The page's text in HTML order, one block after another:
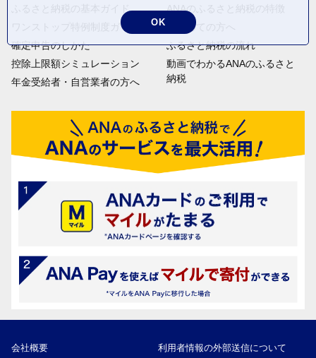
ふるさと納税の基本ガイド
ワンストップ特例制度ガイド
確定申告のしかた
控除上限額シミュレーション
年金受給者・自営業者の方へ
ANAのふるさと納税の特徴
はじめての方へ
ふるさと納税の流れ
動画でわかるANAのふるさと
納税
会社概要 利用者情報の外部送信について
OK